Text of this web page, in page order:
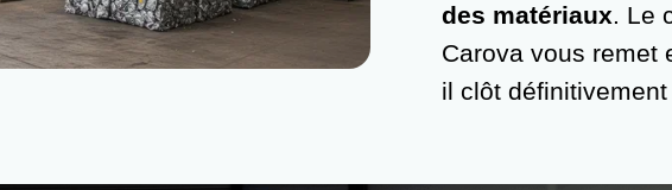
des matériaux. Le
Carova vous remet
il clôt